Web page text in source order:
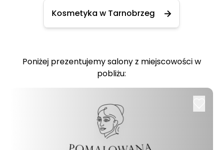
Kosmetyka w Tarnobrzeg
Poniżej prezentujemy salony z miejscowości w
pobliżu: